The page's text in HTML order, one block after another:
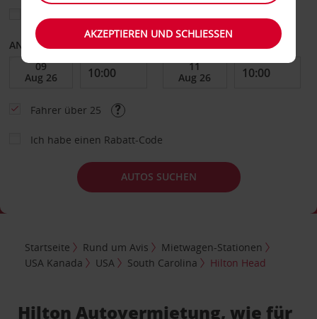
ANFANGSDATUM
Fahrer über 25
Ich habe einen Rabatt-Code
AUTOS SUCHEN
Startseite Rund um Avis
Mietwagen-Stationen
USA Kanada
USA South Carolina Hilton Head
Hilton Autovermietung, wie für
AKZEPTIEREN UND SCHLIESSEN